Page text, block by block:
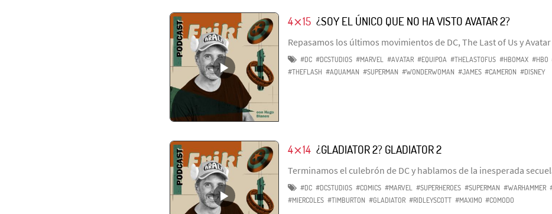
4⨯15 ¿SOY EL ÚNICO QUE NO HA VISTO AVATAR 2?
Repasamos los últimos movimientos de DC, The Last of Us y Avatar
#DC #DCSTUDIOS #MARVEL #AVATAR #EQUIPOA #THELASTOFUS #HBOMAX #HBO
#THEFLASH #AQUAMAN #SUPERMAN #WONDERWOMAN #JAMES #CAMERON #DISNEY
4⨯14 ¿GLADIATOR 2? GLADIATOR 2
Terminamos el culebrón de DC y hablamos de la inesperada
#DC #DCSTUDIOS #COMICS #MARVEL #SUPERHEROES #SUPERMAN #WARHAMMER
#MIERCOLES #TIMBURTON #GLADIATOR #RIDLEYSCOTT #MAXIMO #COMODO